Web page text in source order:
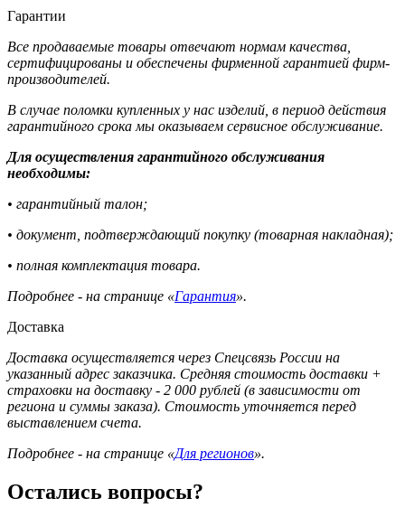
Гарантии
Все продаваемые товары отвечают нормам качества,
сертифицированы и обеспечены фирменной гарантией фирм-
производителей.
В случае поломки купленных у нас изделий, в период действия
гарантийного срока мы оказываем сервисное обслуживание.
Для осуществления гарантийного обслуживания
необходимы:
• гарантийный талон;
• документ, подтверждающий покупку (товарная накладная);
• полная комплектация товара.
Подробнее - на странице «Гарантия».
Доставка
Доставка осуществляется через Спецсвязь России на
указанный адрес заказчика. Средняя стоимость доставки +
страховки на доставку - 2 000 рублей (в зависимости от
региона и суммы заказа). Стоимость уточняется перед
выставлением счета.
Подробнее - на странице «Для регионов».
Остались вопросы?